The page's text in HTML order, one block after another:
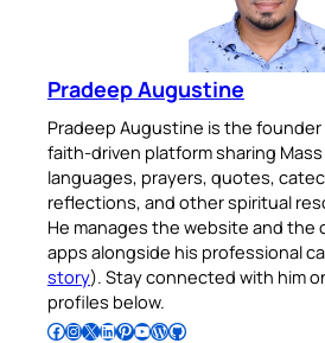
Pradeep Augustine
Pradeep Augustine is the founder
faith-driven platform sharing
languages, prayers, quotes,
reflections, and other spiritual
He manages the website and the
apps alongside his professional
story). Stay connected with him
profiles below.
Follow Pradeep on Facebook Follow Pradeep on InstagramFollow Pradeep on X Follow Pradeep on LinkedIn Follow Pradeep on Pinterest Subscribe to Pradeep’s Youtube Channel Follow Pradeep on WordPress Follow Pradeep on GitHub